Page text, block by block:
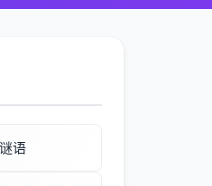
语